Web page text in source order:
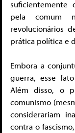
suficientemente
pela comum
revolucionários
prática política e
Embora a
guerra, esse
Além disso, o
comunismo
considerariam
contra o